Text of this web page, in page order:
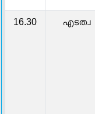
16.30 എടത്വ